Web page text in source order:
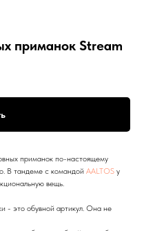
приманок Stream
приманок по-настоящему
В тандеме с командой AALTOS у
вещь.
- это обувной артикул. Она не